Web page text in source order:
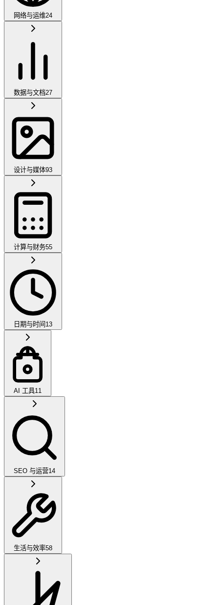
网络与运维24
数据与文档27
设计与媒体93
计算与财务55
日期与时间 13
AI 工具11
SEO 与运营14
生活与效率58